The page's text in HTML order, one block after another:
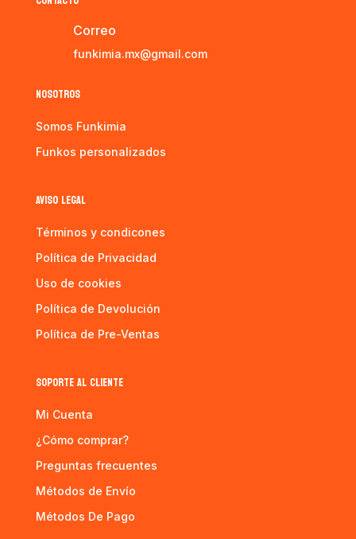
Correo
funkimia.mx@gmail.com
NOSOTROS
Somos Funkimia
Funkos personalizados
AVISO LEGAL
Términos y condicones
Política de Privacidad
Uso de cookies
Política de Devolución
Política de Pre-Ventas
SOPORTE AL CLIENTE
Mi Cuenta
¿Cómo comprar?
Preguntas frecuentes
Métodos de Envío
Métodos De Pago